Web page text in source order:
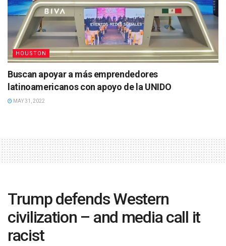
HOUSTON
Buscan apoyar a más emprendedores
latinoamericanos con apoyo de la UNIDO
MAY 31, 2022
Trump defends Western
civilization – and media call it
racist